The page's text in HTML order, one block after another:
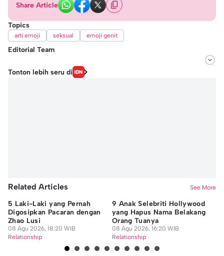
Share Article
Topics
arti emoji seksual emoji genit
Editorial Team
Editor
Tonton lebih seru di
Related Articles See More
5 Laki-Laki yang Pernah
Digosipkan Pacaran dengan
Zhao Lusi
08 Agu 2026, 18:20 WIB
Relationship
9 Anak Selebriti Hollywood
yang Hapus Nama Belakang
Orang Tuanya
08 Agu 2026, 16:20 WIB
Relationship